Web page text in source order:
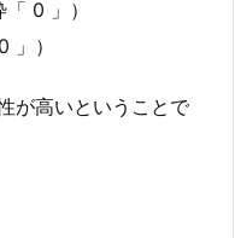
0 」）
）
が高いということで